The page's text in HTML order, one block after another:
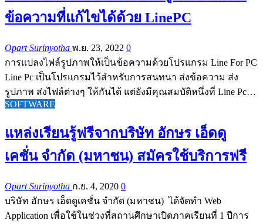
ข้อความที่แก้ไขได้ด้วย LinePC
Opart Surinyotha พ.ย. 23, 2022 0
การแปลงไฟล์รูปภาพให้เป็นข้อความด้วยโปรแกรม Line For PC
Line Pc เป็นโปรแกรมไว้สำหรับการสนทนา ส่งข้อความ ส่ง
รูปภาพ ส่งไฟล์ต่างๆ ให้กันได้ แต่ยังมีคุณสมบัติหนึ่งที่ Line Pc…
SOFTWARE
แหล่งเรียนรู้ฟรีจากบริษัท อักษร เอ็ดดู
เคชั่น จำกัด (มหาชน) สมัครใช้บริการฟรี
Opart Surinyotha ก.ย. 4, 2020 0
บริษัท อักษร เอ็ดดูเคชั่น จำกัด (มหาชน) ได้จัดทำ Web
Application เพื่อใช้ในช่วงที่สถานศึกษาเปิดภาคเรียนที่ 1 ปีการ